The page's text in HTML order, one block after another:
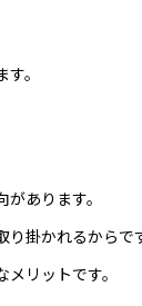
。
あります。
掛かれるからで
リットです。